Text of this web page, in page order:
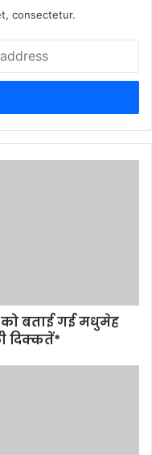
consectetur.
को बताई गई मधुमेह
दिक्कतें*